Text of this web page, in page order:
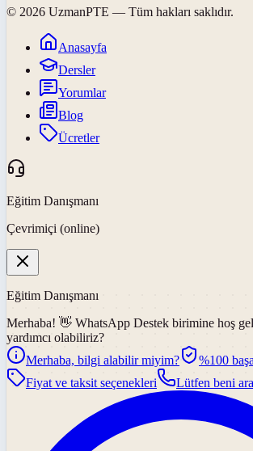
© 2026 UzmanPTE — Tüm hakları saklıdır.
Anasayfa
Dersler
Yorumlar
Blog
Ücretler
Eğitim Danışmanı
Çevrimiçi (online)
Eğitim Danışmanı
Merhaba! 👋 WhatsApp Destek birimine hoş
yardımcı olabiliriz?
Merhaba, bilgi alabilir miyim?
%100
Fiyat ve taksit seçenekleri
Lütfen beni